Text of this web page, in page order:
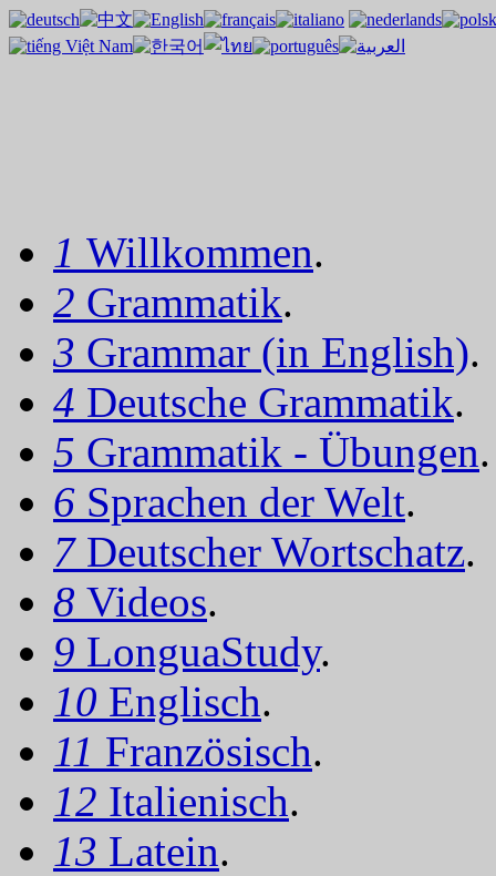
1 Willkommen.
2 Grammatik.
3 Grammar (in English).
4 Deutsche Grammatik.
5 Grammatik - Übungen.
6 Sprachen der Welt.
7 Deutscher Wortschatz.
8 Videos.
9 LonguaStudy.
10 Englisch.
11 Französisch.
12 Italienisch.
13 Latein.